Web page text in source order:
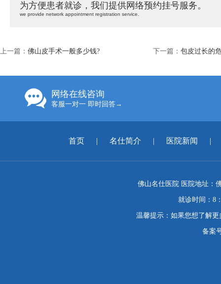
为方便患者就诊，我们提供网络预约挂号服务。
we provide network appointment registration service.
上一篇： 佛山皮手术一般多少钱? 下一篇： 包皮过长的
网络在线咨询
客服一对一 即时回答→
首页 | 名仕简介 | 医院新闻 |
佛山名仕医院 医院地址：
就诊时间：8
温馨提示：如果您想了解
备案